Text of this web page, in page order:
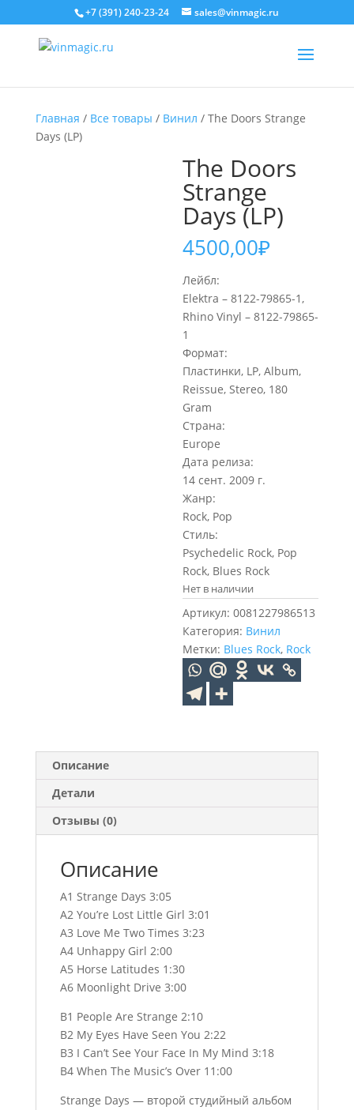
+7 (391) 240-23-24 sales@vinmagic.ru
Главная / Все товары / Винил / The Doors Strange
Days (LP)
The Doors
Strange
Days (LP)
4500,00₽
Лейбл:
Elektra – 8122-79865-1,
Rhino Vinyl – 8122-79865-
1
Формат:
Пластинки, LP, Album,
Reissue, Stereo, 180
Gram
Страна:
Europe
Дата релиза:
14 сент. 2009 г.
Жанр:
Rock, Pop
Стиль:
Psychedelic Rock, Pop
Rock, Blues Rock
Нет в наличии
Артикул:0081227986513
Категория: Винил
Метки: Blues Rock, Rock
Описание
Детали
Отзывы (0)
Описание
A1 Strange Days 3:05
A2 You’re Lost Little Girl 3:01
A3 Love Me Two Times 3:23
A4 Unhappy Girl 2:00
A5 Horse Latitudes 1:30
A6 Moonlight Drive 3:00
B1 People Are Strange 2:10
B2 My Eyes Have Seen You 2:22
B3 I Can’t See Your Face In My Mind 3:18
B4 When The Music’s Over 11:00
Strange Days — второй студийный альбом